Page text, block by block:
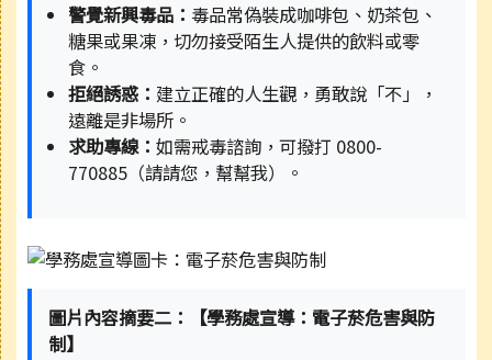
警覺新興毒品： 毒品常偽裝成咖啡包、奶茶包、
糖果或果凍，切勿接受陌生人提供的飲料或零
食。
拒絕誘惑： 建立正確的人生觀，勇敢說「不」，
遠離是非場所。
求助專線：如需戒毒諮詢，可撥打 0800-
770885（請請您，幫幫我）。
圖片內容摘要二：【學務處宣導：電子菸危害與防
制】